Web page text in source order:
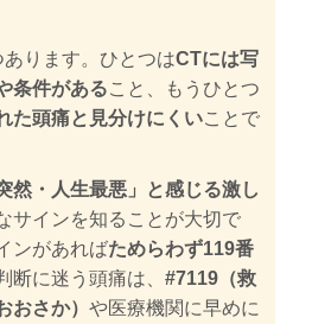
ります。ひとつはCTには写
条件があること、もうひとつ
た頭痛と見分けにくいことで
突然・人生最悪」と感じる激し
サインを知ることが大切で
ンがあればためらわず119番
断に迷う頭痛は、#7119（救
おさか）や医療機関に早めに